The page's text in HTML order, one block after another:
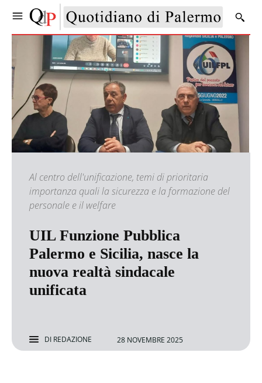
Al centro dell'unificazione, temi di prioritaria
importanza quali la sicurezza e la formazione del
personale e il welfare
UIL Funzione Pubblica
Palermo e Sicilia, nasce la
nuova realtà sindacale
unificata
DI REDAZIONE 28 NOVEMBRE 2025